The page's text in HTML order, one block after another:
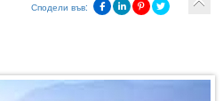
Сподели във: